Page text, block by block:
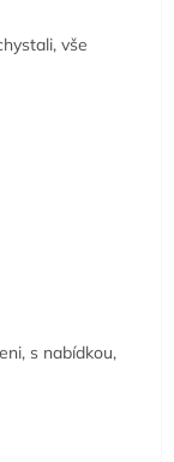
vše
s nabídkou,